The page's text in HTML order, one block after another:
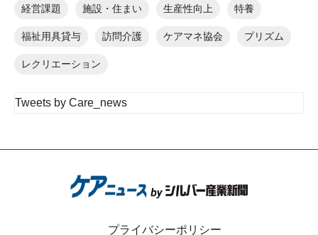
経営課題 施設・住まい 生産性向上 特養
福祉用具貸与 訪問介護 ケアマネ協会 プリズム
レクリエーション
Tweets by Care_news
プライバシーポリシー